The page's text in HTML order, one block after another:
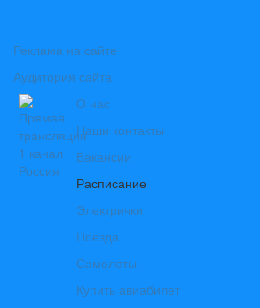
Реклама на сайте
Аудитория сайта
О нас
Наши контакты
Вакансии
Расписание
Электрички
Поезда
Самолеты
Купить авиабилет